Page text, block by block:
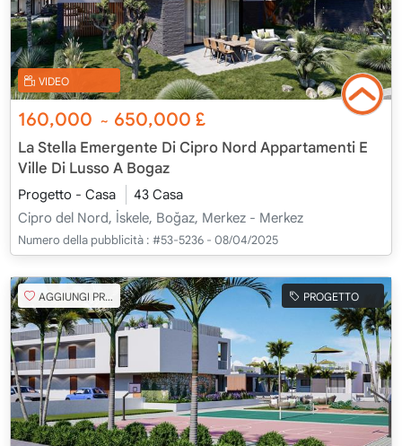
VIDEO
160,000 ~ 650,000£
La Stella Emergente Di Cipro Nord Appartamenti E
Ville Di Lusso A Bogaz
Progetto - Casa
43 Casa
Cipro del Nord, İskele, Boğaz, Merkez - Merkez
Numero della pubblicità : #53-5236 - 08/04/2025
AGGIUNGI PREFERITO PROGETTO